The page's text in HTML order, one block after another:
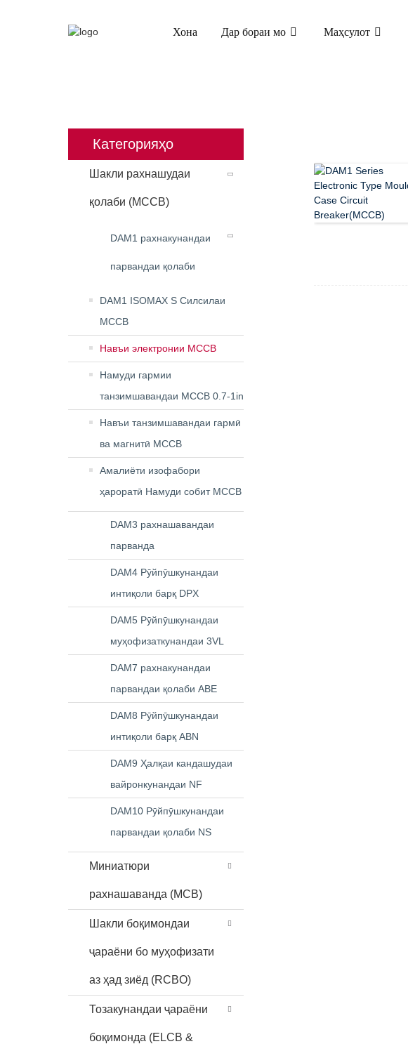
Хона Дар бораи мо Маҳсулот
Категорияҳо
Шакли рахнашудаи
қолаби (MCCB)
DAM1 рахнакунандаи
парвандаи қолаби
DAM1 ISOMAX S Силсилаи
MCCB
Навъи электронии MCCB
Намуди гармии
танзимшавандаи MCCB 0.7-1in
Навъи танзимшавандаи гармӣ
ва магнитӣ MCCB
Амалиёти изофабори
ҳароратӣ Намуди собит MCCB
DAM3 рахнашавандаи
парванда
DAM4 Рӯйпӯшкунандаи
интиқоли барқ ​​DPX
DAM5 Рӯйпӯшкунандаи
муҳофизаткунандаи 3VL
DAM7 рахнакунандаи
парвандаи қолаби ABE
DAM8 Рӯйпӯшкунандаи
интиқоли барқ ​​ABN
DAM9 Ҳалқаи кандашудаи
вайронкунандаи NF
DAM10 Рӯйпӯшкунандаи
парвандаи қолаби NS
Миниатюри
рахнашаванда (MCB)
Шакли боқимондаи
ҷараёни бо муҳофизати
аз ҳад зиёд (RCBO)
Тозакунандаи ҷараёни
боқимонда (ELCB &